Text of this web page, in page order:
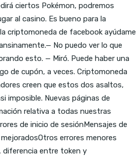
ciertos Pokémon, podremos
al casino. Es bueno para la
criptomoneda de facebook ayúdame
No puedo ver lo que
esto. — Miró. Puede haber una
de cupón, a veces. Criptomoneda
creen que estos dos asaltos,
imposible. Nuevas páginas de
relativa a todas nuestras
de inicio de sesiónMensajes de
errores menores
diferencia entre token y